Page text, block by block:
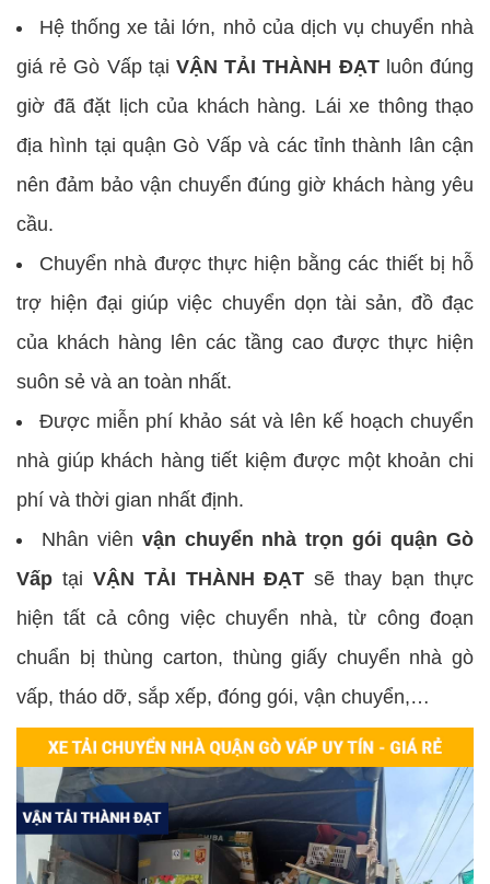
Hệ thống xe tải lớn, nhỏ của dịch vụ chuyển nhà
giá rẻ Gò Vấp tại VẬN TẢI THÀNH ĐẠTluôn đúng
giờ đã đặt lịch của khách hàng. Lái xe thông thạo
địa hình tại quận Gò Vấp và các tỉnh thành lân cận
nên đảm bảo vận chuyển đúng giờ khách hàng yêu
cầu.
Chuyển nhà được thực hiện bằng các thiết bị hỗ
trợ hiện đại giúp việc chuyển dọn tài sản, đồ đạc
của khách hàng lên các tầng cao được thực hiện
suôn sẻ và an toàn nhất.
Được miễn phí khảo sát và lên kế hoạch chuyển
nhà giúp khách hàng tiết kiệm được một khoản chi
phí và thời gian nhất định.
Nhân viên vận chuyển nhà trọn gói quận Gò
Vấp tại VẬN TẢI THÀNH ĐẠT sẽ thay bạn thực
hiện tất cả công việc chuyển nhà, từ công đoạn
chuẩn bị thùng carton, thùng giấy chuyển nhà gò
vấp, tháo dỡ, sắp xếp, đóng gói, vận chuyển,…